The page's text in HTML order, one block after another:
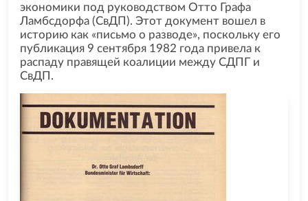
экономики под руководством Отто Графа
Ламбсдорфа (СвДП). Этот документ вошел в
историю как «письмо о разводе», поскольку его
публикация 9 сентября 1982 года привела к
распаду правящей коалиции между СДПГ и
СвДП.